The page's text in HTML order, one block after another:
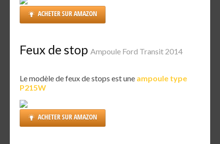
ACHETER SUR AMAZON
Feux de stop Ampoule Ford Transit 2014
Le modèle de feux de stops est une ampoule type
P215W
ACHETER SUR AMAZON